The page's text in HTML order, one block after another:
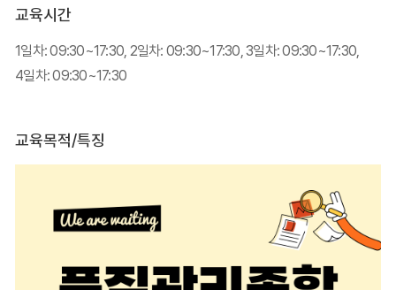
교육시간
1일차: 09:30~17:30, 2일차: 09:30~17:30, 3일차: 09:30~17:30,
4일차: 09:30~17:30
교육목적/특징